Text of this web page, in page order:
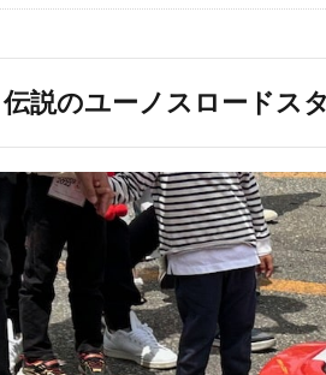
伝説のユーノスロードス